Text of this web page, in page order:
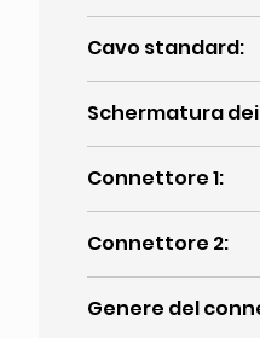
Cavo standard:
Schermatura
Connettore 1:
Connettore 2:
Genere del